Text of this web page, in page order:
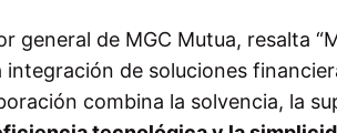
general de MGC Mutua, resalta
integración de soluciones
combina la solvencia, la